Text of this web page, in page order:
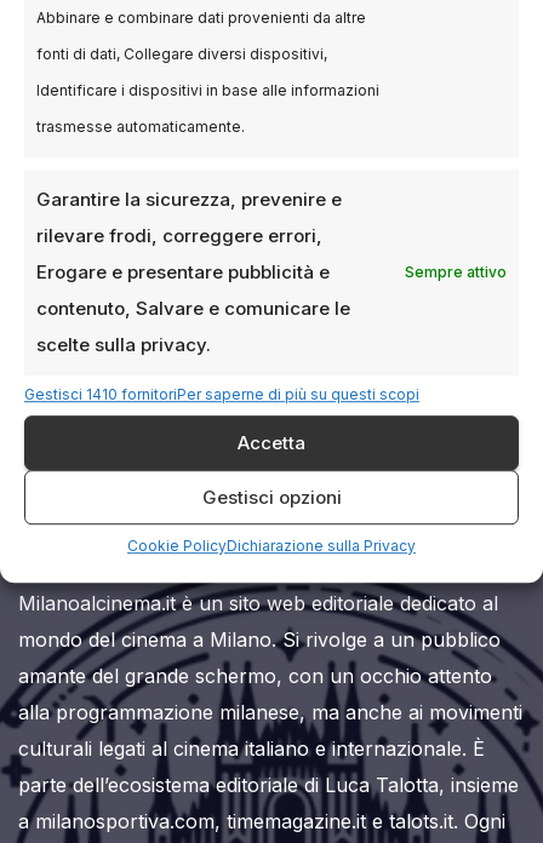
Abbinare e combinare dati provenienti da altre
fonti di dati, Collegare diversi dispositivi,
Identificare i dispositivi in base alle informazioni
trasmesse automaticamente.
Garantire la sicurezza, prevenire e
rilevare frodi, correggere errori,
Erogare e presentare pubblicità e
contenuto, Salvare e comunicare le
scelte sulla privacy.
Sempre attivo
Gestisci 1410 fornitoriPer saperne di più su questi scopi
Accetta
Gestisci opzioni
Cookie PolicyDichiarazione sulla Privacy
dove vederli e quali titoli non
perdere
18 MAGGIO 2025 GIULIA CERIOLI
Dalle proiezioni storiche alle ultime novità: una
Milano Milano è una…
Milanoalcinema.it
Milanoalcinema.it è un sito web editoriale dedicato al
mondo del cinema a Milano. Si rivolge a un pubblico
amante del grande schermo, con un occhio attento
alla programmazione milanese, ma anche ai movimenti
culturali legati al cinema italiano e internazionale. È
parte dell’ecosistema editoriale di Luca Talotta, insieme
a milanosportiva.com, timemagazine.it e talots.it. Ogni